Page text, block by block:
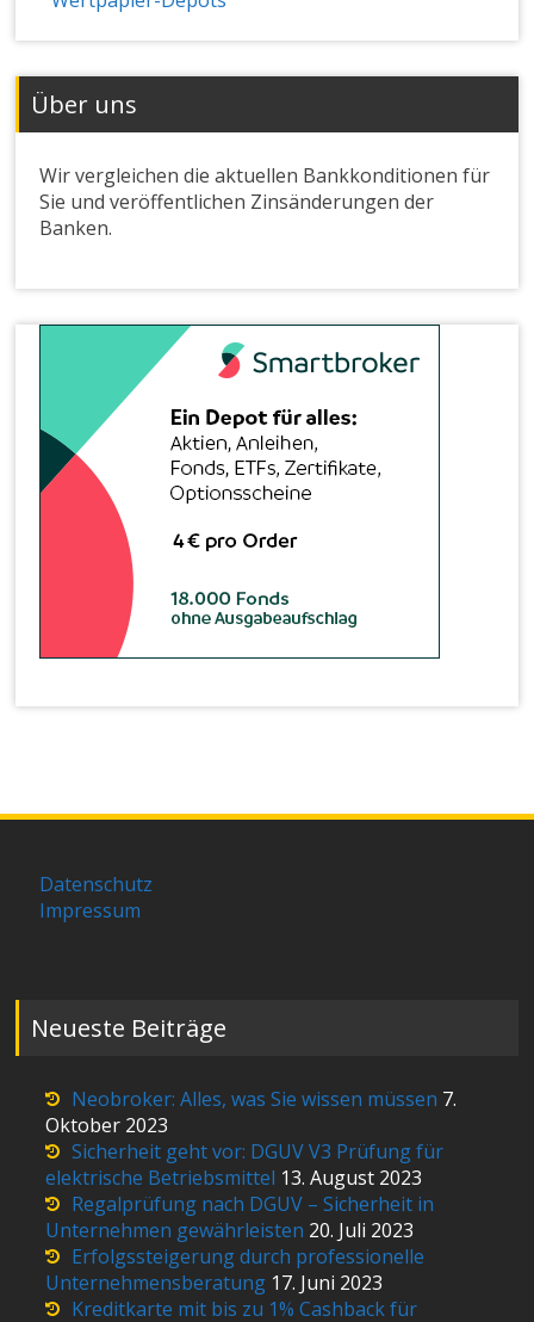
Über uns
Wir vergleichen die aktuellen Bankkonditionen für
Sie und veröffentlichen Zinsänderungen der
Banken.
Datenschutz
Impressum
Neueste Beiträge
Neobroker: Alles, was Sie wissen müssen 7.
Oktober 2023
Sicherheit geht vor: DGUV V3 Prüfung für
elektrische Betriebsmittel 13. August 2023
Regalprüfung nach DGUV – Sicherheit in
Unternehmen gewährleisten 20. Juli 2023
Erfolgssteigerung durch professionelle
Unternehmensberatung 17. Juni 2023
Kreditkarte mit bis zu 1% Cashback für